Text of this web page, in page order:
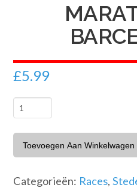
£5.99
Maratón
Barcelona
aantal
Toevoegen Aan Winkelwagen
Categorieën: Races,